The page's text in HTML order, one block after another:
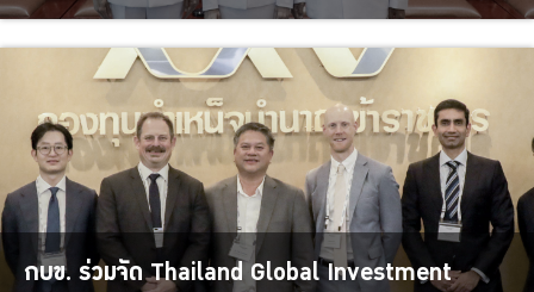
กบข. ร่วมจัด Thailand Global Investment